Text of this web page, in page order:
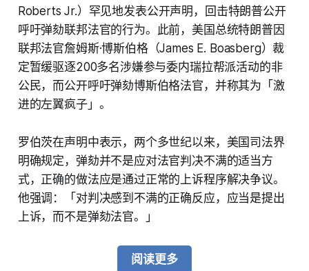
Roberts Jr.）罕见地发表公开声明，回击特朗普公开
呼吁弹劾联邦法官的行为。此前，美国总统特朗普因
联邦法官詹姆斯·博斯伯格（James E. Boasberg）裁
定暂缓驱逐200多名涉嫌参与委内瑞拉帮派活动的非
公民，而公开呼吁弹劾博斯伯格法官，并称其为「激
进的左翼疯子」。
罗伯茨在声明中表示，两个多世纪以来，美国司法界
明确规定，弹劾并不是应对法官判决不满的适当方
式，正确的做法应是通过正常的上诉程序解决争议。
他强调：「对判决感到不满的正确反应，应当是提出
上诉，而不是弹劾法官。」
阅读更多